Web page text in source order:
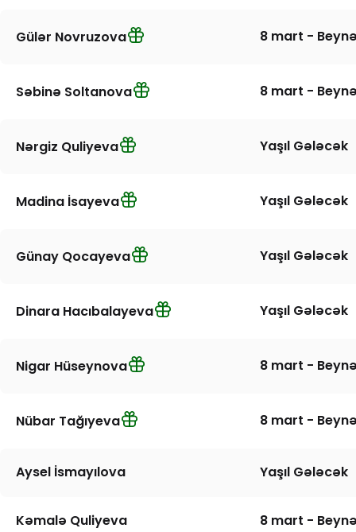
Gülər Novruzova 8 mart -
Səbinə Soltanova 8 mart -
Nərgiz Quliyeva Yaşıl Gələcək
Madina İsayeva Yaşıl Gələcək
Günay Qocayeva Yaşıl Gələcək
Dinara Hacıbalayeva Yaşıl Gələcək
Nigar Hüseynova 8 mart -
Nübar Tağıyeva 8 mart -
Aysel İsmayılova Yaşıl Gələcək
Kəmalə Quliyeva 8 mart -